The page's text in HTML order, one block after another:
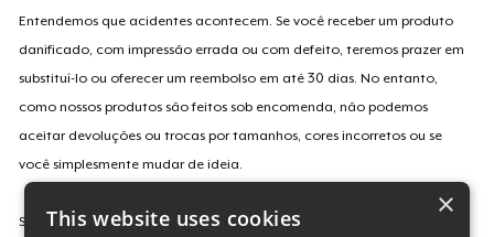
Entendemos que acidentes acontecem. Se você receber um produto
danificado, com impressão errada ou com defeito, teremos prazer em
substituí-lo ou oferecer um reembolso em até 30 dias. No entanto,
como nossos produtos são feitos sob encomenda, não podemos
aceitar devoluções ou trocas por tamanhos, cores incorretos ou se
você simplesmente mudar de ideia.
Saiba mais sobre a nossa política de devolução ×
This website uses cookies